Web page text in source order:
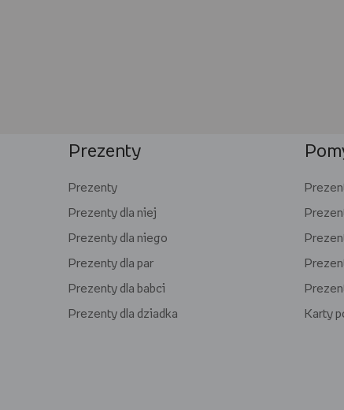
Prezenty
Prezenty
Prezenty dla niej
Prezenty dla niego
Prezenty dla par
Prezenty dla babci
Prezenty dla dziadka Karty